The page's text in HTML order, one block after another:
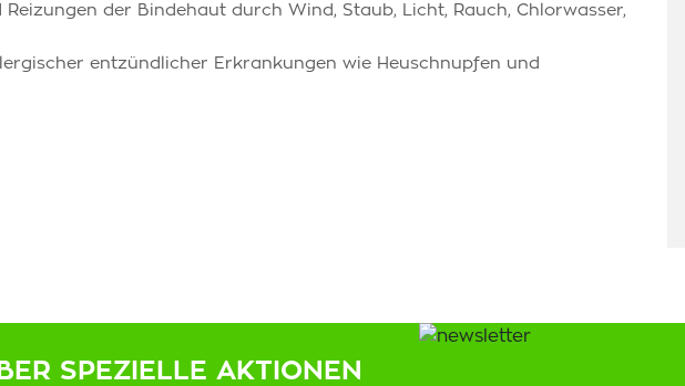
der Bindehaut durch Wind, Staub, Licht, Rauch, Chlorwasser,
entzündlicher Erkrankungen wie Heuschnupfen und
SPEZIELLE AKTIONEN